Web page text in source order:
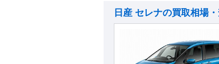
日産 セレナの買取相場